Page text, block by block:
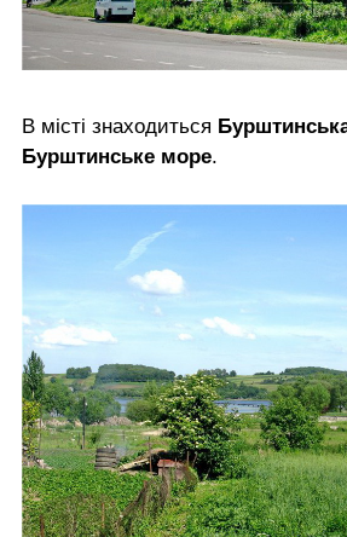
В місті знаходиться
Бурштинське море.